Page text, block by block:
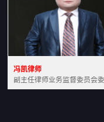
冯凯律师
副主任律师业务监督委员会